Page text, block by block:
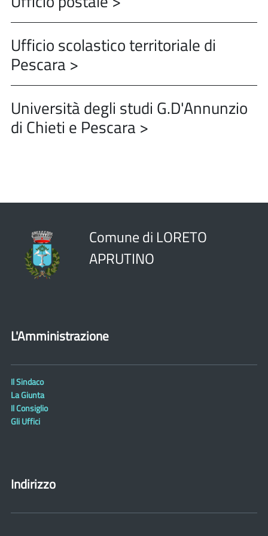
Ufficio scolastico territoriale di
Pescara >
Università degli studi G.D'Annunzio
di Chieti e Pescara >
Comune di LORETO
APRUTINO
L'Amministrazione
Il Sindaco
La Giunta
Il Consiglio
Gli Uffici
Indirizzo